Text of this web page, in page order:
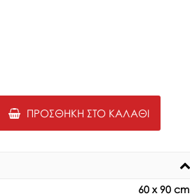
ΠΡΟΣΘΉΚΗ ΣΤΟ ΚΑΛΆΘΙ
60 x 90 cm